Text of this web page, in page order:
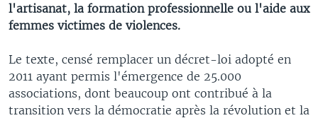
l'artisanat, la formation professionnelle ou l'aide aux
femmes victimes de violences.
Le texte, censé remplacer un décret-loi adopté en
2011 ayant permis l'émergence de 25.000
associations, dont beaucoup ont contribué à la
transition vers la démocratie après la révolution et la